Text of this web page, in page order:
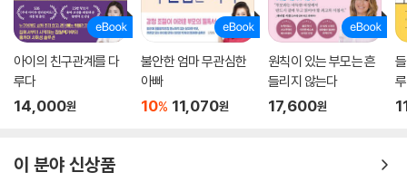
아이의 친구관계를 다
루다
14,000원
불안한 엄마 무관심한
아빠
10% 11,070원
원칙이 있는 부모는 흔
들리지 않는다
17,600원
이 분야 신상품